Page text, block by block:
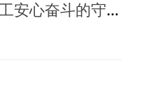
人保财险文登支公司团体意外伤害保险 企业稳健经营的后盾，员工安心奋斗的守护